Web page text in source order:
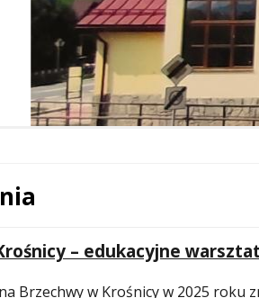
– edukacyjne
Brzechwy w Krośnicy w 2025 roku